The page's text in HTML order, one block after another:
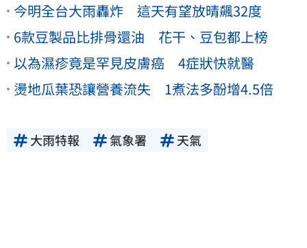
今明全台大雨轟炸 這天有望放晴飆32度
6款豆製品比排骨還油 花干、豆包都上榜
以為濕疹竟是罕見皮膚癌 4症狀快就醫
燙地瓜葉恐讓營養流失 1煮法多酚增4.5倍
大雨特報 氣象署 天氣